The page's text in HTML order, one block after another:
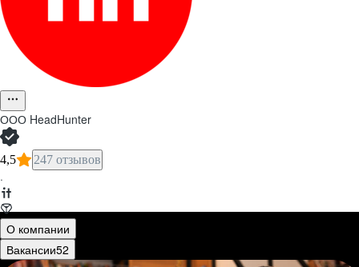
ООО HeadHunter
4,5 247 отзывов
·
О компании
Вакансии52